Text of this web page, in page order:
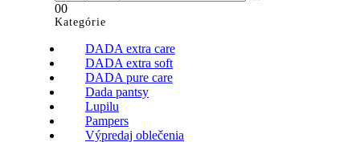
00
Kategórie
DADA extra care
DADA extra soft
DADA pure care
Dada pantsy
Lupilu
Pampers
Výpredaj oblečenia